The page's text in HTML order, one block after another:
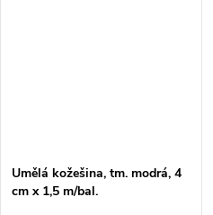
Umělá kožešina, tm. modrá, 4
cm x 1,5 m/bal.